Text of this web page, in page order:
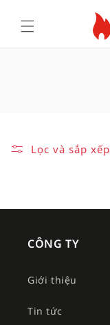
u
Lọc và sắp xếp
CÔNG TY
Giới thiệu
Tin tức